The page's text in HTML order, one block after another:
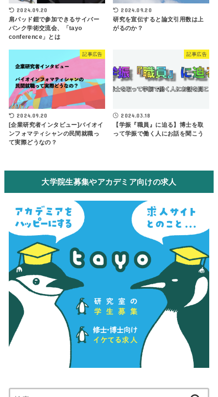
2024.09.20
肩パッド鎧で参加できるサイバー
パンク学術交流会、「tayo
conference」とは
2024.09.20
研究を宣伝すると論文引用数は上
がるのか？
記事広告
2024.09.20
[企業研究者インタビュー]バイオイ
ンフォマティシャンの民間就職っ
て実際どうなの？
記事広告
2024.03.18
【学振『職員』に迫る】博士を取
って学振で働く人にお話を聞こう
大学院生募集やアカデミア向けの求人